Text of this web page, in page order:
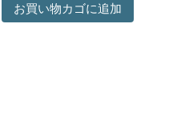
お買い物カゴに追加